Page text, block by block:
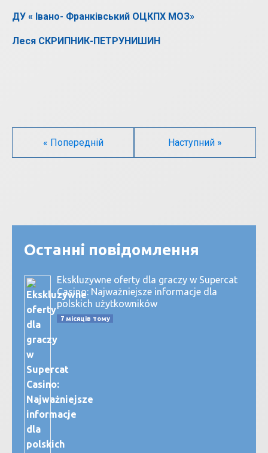
ДУ « Івано- Франківський ОЦКПХ МОЗ»
Леся СКРИПНИК-ПЕТРУНИШИН
« Попередній Наступний »
Останні повідомлення
Ekskluzywne oferty dla graczy w Supercat
Casino: Najważniejsze informacje dla
polskich użytkowników
7 місяців тому